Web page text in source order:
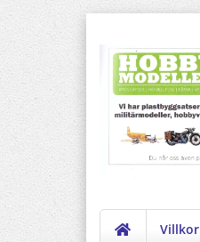
Villkor